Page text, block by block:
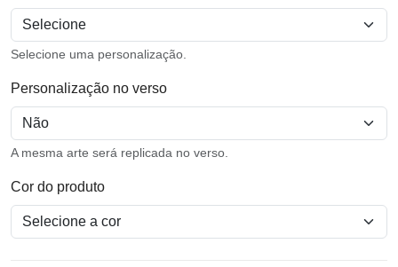
Selecione uma personalização.
Personalização no verso
A mesma arte será replicada no verso.
Cor do produto